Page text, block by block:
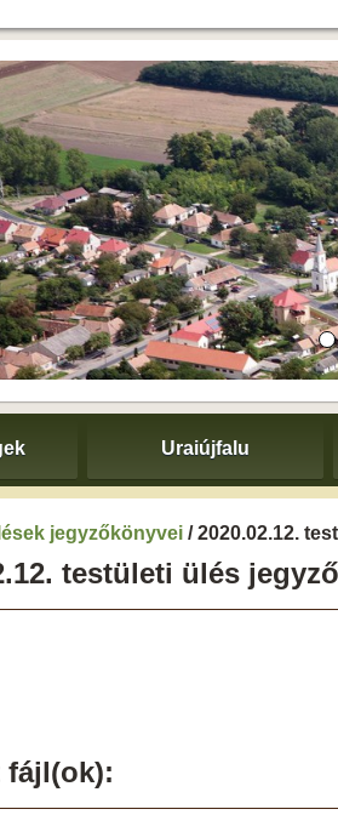
Uraiújfalu
jegyzőkönyvei / 2020.02.12.
testületi ülés
fájl(ok):